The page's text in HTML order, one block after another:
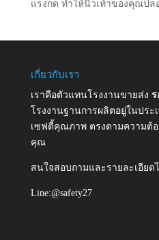
แรงกด ทําให้นิ้วเท้าของคุณปล
เกี่ยวกับเรา
เราคือตัวแทนโรงงานขายส่ง ร
โรงงานฐานการผลิตอยู่ในประ
เซฟตี้คุณภาพ ตรงตามความต้
คุณ
สนใจสอบถามและรายละเอียดไ
Line:@safety27